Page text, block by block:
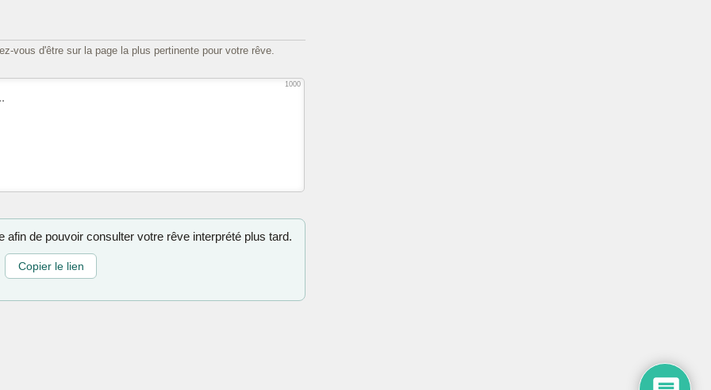
vous d'être sur la page la plus pertinente pour votre rêve.
1000
afin de pouvoir consulter votre rêve interprété plus tard.
Copier le lien